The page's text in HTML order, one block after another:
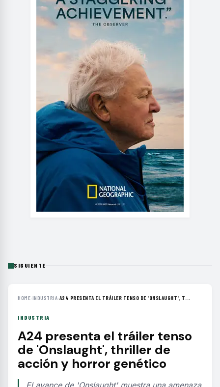
SIGUIENTE
HOME›INDUSTRIA›A24 PRESENTA EL TRÁILER TENSO DE 'ONSLAUGHT', T...
INDUSTRIA
A24 presenta el tráiler tenso
de 'Onslaught', thriller de
acción y horror genético